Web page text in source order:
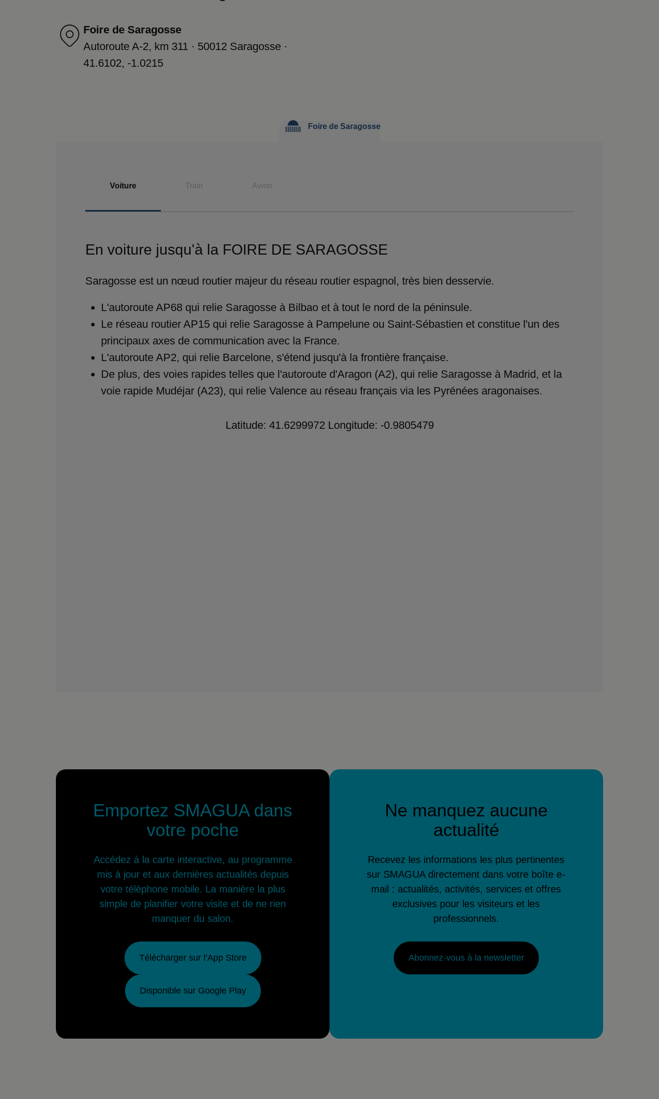
Foire de Saragosse
Autoroute A-2, km 311 · 50012 Saragosse ·
41.6102, -1.0215
Foire de Saragosse
Voiture Train Avion
En voiture jusqu'à la FOIRE DE SARAGOSSE
Saragosse est un nœud routier majeur du réseau routier espagnol, très bien desservie.
L'autoroute AP68 qui relie Saragosse à Bilbao et à tout le nord de la péninsule.
Le réseau routier AP15 qui relie Saragosse à Pampelune ou Saint-Sébastien et constitue l'un des
principaux axes de communication avec la France.
L'autoroute AP2, qui relie Barcelone, s'étend jusqu'à la frontière française.
De plus, des voies rapides telles que l'autoroute d'Aragon (A2), qui relie Saragosse à Madrid, et la
voie rapide Mudéjar (A23), qui relie Valence au réseau français via les Pyrénées aragonaises.
Latitude: 41.6299972 Longitude: -0.9805479
Emportez SMAGUA dans
votre poche
Accédez à la carte interactive, au programme
mis à jour et aux dernières actualités depuis
votre téléphone mobile. La manière la plus
simple de planifier votre visite et de ne rien
manquer du salon.
Télécharger sur l’App Store
Disponible sur Google Play
Ne manquez aucune
actualité
Recevez les informations les plus pertinentes
sur SMAGUA directement dans votre boîte e-
mail : actualités, activités, services et offres
exclusives pour les visiteurs et les
professionnels.
Abonnez-vous à la newsletter